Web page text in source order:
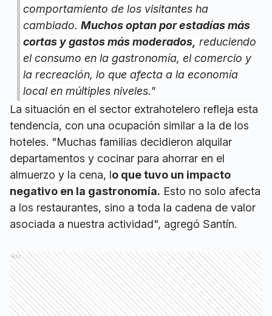
comportamiento de los visitantes ha
cambiado. Muchos optan por estadías más
cortas y gastos más moderados, reduciendo
el consumo en la gastronomía, el comercio y
la recreación, lo que afecta a la economía
local en múltiples niveles."
La situación en el sector extrahotelero refleja esta
tendencia, con una ocupación similar a la de los
hoteles. "Muchas familias decidieron alquilar
departamentos y cocinar para ahorrar en el
almuerzo y la cena, lo que tuvo un impacto
negativo en la gastronomía. Esto no solo afecta
a los restaurantes, sino a toda la cadena de valor
asociada a nuestra actividad", agregó Santín.
Ads